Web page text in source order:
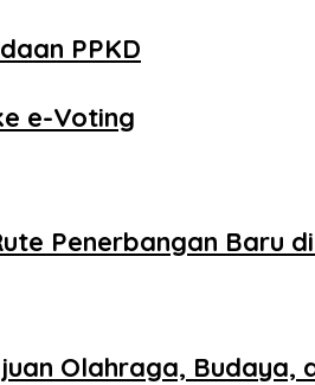
PPKD
e-Voting
Penerbangan Baru
Olahraga, Budaya,